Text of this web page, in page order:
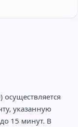
осуществляется
указанную
15 минут. В